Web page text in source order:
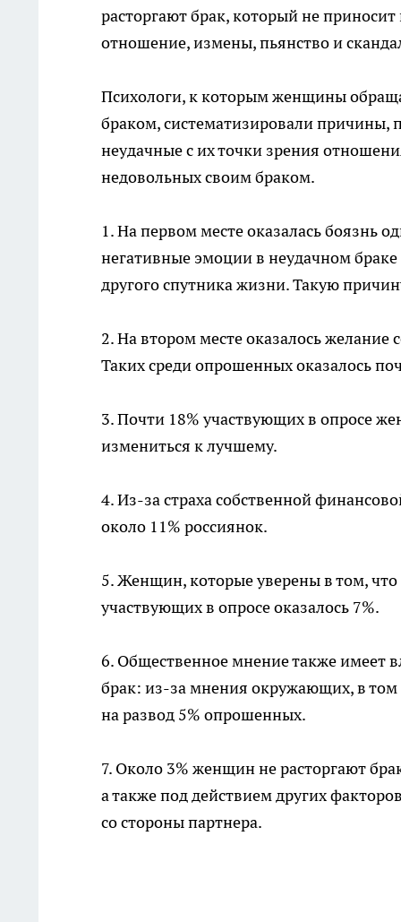
расторгают брак, который не
отношение, измены, пьянство и
Психологи, к которым женщины
браком, систематизировали причины,
неудачные с их точки зрения
недовольных своим браком.
1. На первом месте оказалась боязнь
негативные эмоции в неудачном браке
другого спутника жизни. Такую
2. На втором месте оказалось желание
Таких среди опрошенных оказалось
3. Почти 18% участвующих в опросе
измениться к лучшему.
4. Из-за страха собственной
около 11% россиянок.
5. Женщин, которые уверены в том,
участвующих в опросе оказалось 7%.
6. Общественное мнение также имеет
брак: из-за мнения окружающих, в том
на развод 5% опрошенных.
7. Около 3% женщин не расторгают
а также под действием других
со стороны партнера.